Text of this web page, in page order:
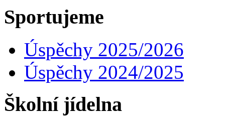
Sportujeme
Úspěchy 2025/2026
Úspěchy 2024/2025
Školní jídelna